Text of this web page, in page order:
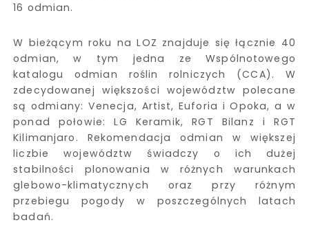
16 odmian.
W bieżącym roku na LOZ znajduje się łącznie 40
odmian, w tym jedna ze Wspólnotowego
katalogu odmian roślin rolniczych (CCA). W
zdecydowanej większości województw polecane
są odmiany: Venecja, Artist, Euforia i Opoka, a w
ponad połowie: LG Keramik, RGT Bilanz i RGT
Kilimanjaro. Rekomendacja odmian w większej
liczbie województw świadczy o ich dużej
stabilności plonowania w różnych warunkach
glebowo-klimatycznych oraz przy różnym
przebiegu pogody w poszczególnych latach
badań.